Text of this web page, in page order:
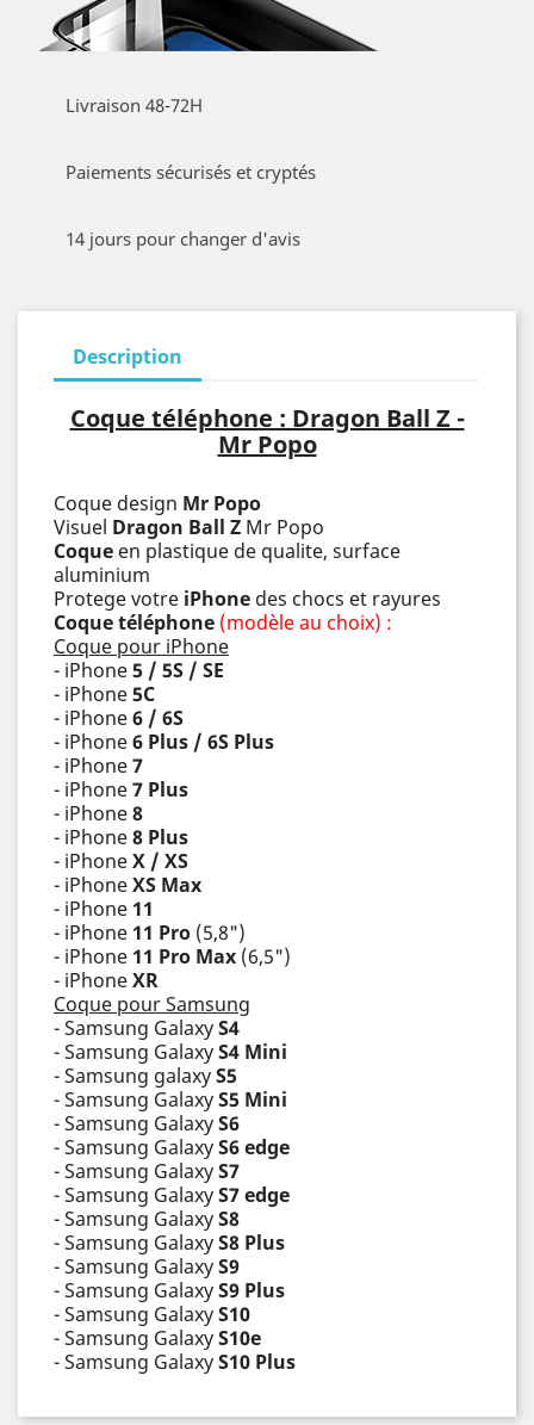
Livraison 48-72H
Paiements sécurisés et cryptés
14 jours pour changer d'avis
Description
Coque téléphone : Dragon Ball Z -
Mr Popo
Coque design Mr Popo
Visuel Dragon Ball Z Mr Popo
Coque en plastique de qualite, surface
aluminium
Protege votre iPhone des chocs et rayures
Coque téléphone (modèle au choix) :
Coque pour iPhone
- iPhone5 / 5S / SE
- iPhone5C
- iPhone6 / 6S
- iPhone6 Plus / 6S Plus
- iPhone7
- iPhone7 Plus
- iPhone8
- iPhone8 Plus
- iPhoneX / XS
- iPhoneXS Max
- iPhone 11
- iPhone 11 Pro (5,8")
- iPhone 11 Pro Max (6,5")
- iPhoneXR
Coque pour Samsung
- Samsung GalaxyS4
- Samsung GalaxyS4 Mini
- Samsung galaxyS5
- Samsung GalaxyS5 Mini
- Samsung GalaxyS6
- Samsung GalaxyS6 edge
- Samsung GalaxyS7
- Samsung GalaxyS7 edge
- Samsung GalaxyS8
- Samsung GalaxyS8 Plus
- Samsung GalaxyS9
- Samsung GalaxyS9 Plus
- Samsung GalaxyS10
- Samsung GalaxyS10e
- Samsung GalaxyS10 Plus